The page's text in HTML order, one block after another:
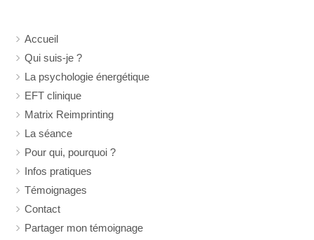
Accueil
Qui suis-je ?
La psychologie énergétique
EFT clinique
Matrix Reimprinting
La séance
Pour qui, pourquoi ?
Infos pratiques
Témoignages
Contact
Partager mon témoignage